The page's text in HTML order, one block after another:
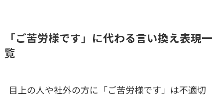
「ご苦労様です」に代わる言い換え表現一
覧
目上の人や社外の方に「ご苦労様です」は不適切